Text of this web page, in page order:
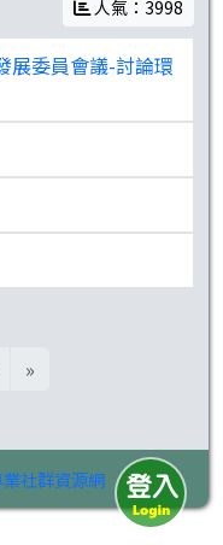
人氣：3998
展委員會議-討論環
次)
»
社群資源網